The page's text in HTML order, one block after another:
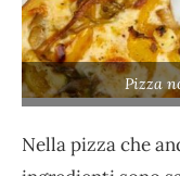
Pizza
Nella pizza che